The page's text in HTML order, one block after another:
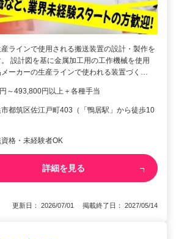
ラインで使用される搬送装置の設計・製作を
設計図を基に金属加工用の工作機械を使用
ーカーの生産ラインで使われる装置づく…
～493,800円以上＋各種手当
都筑区佐江戸町403（「鴨居駅」から徒歩10
格・未経験者OK
詳細を見る
更新日： 2026/07/01 掲載終了日： 2027/05/14